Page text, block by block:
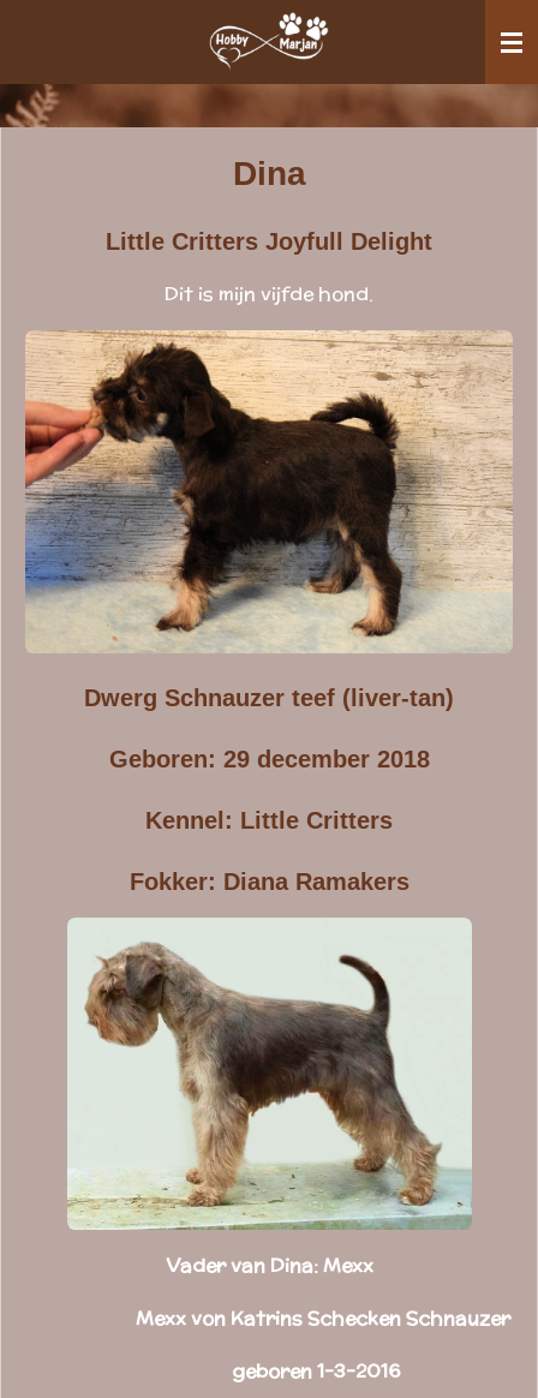
naar
de
Dina
Little Critters Joyfull Delight
Dit is mijn vijfde hond.
Dwerg Schnauzer teef (liver-tan)
Geboren: 29 december 2018
Kennel: Little Critters
Fokker: Diana Ramakers
Vader van Dina: Mexx
Mexx von Katrins Schecken Schnauzer
geboren 1-3-2016